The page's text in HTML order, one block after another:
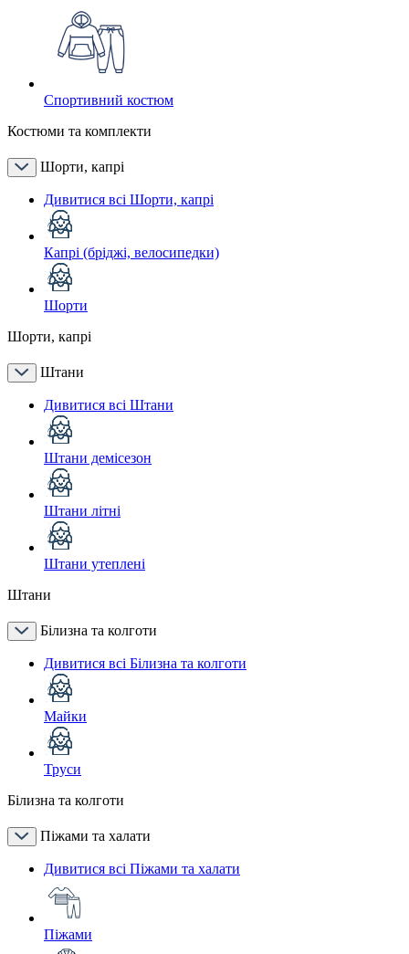
Спортивний костюм
Костюми та комплекти
Шорти, капрі
Дивитися всі Шорти, капрі
Капрі (бріджі, велосипедки)
Шорти
Шорти, капрі
Штани
Дивитися всі Штани
Штани демісезон
Штани літні
Штани утеплені
Штани
Білизна та колготи
Дивитися всі Білизна та колготи
Майки
Труси
Білизна та колготи
Піжами та халати
Дивитися всі Піжами та халати
Піжами